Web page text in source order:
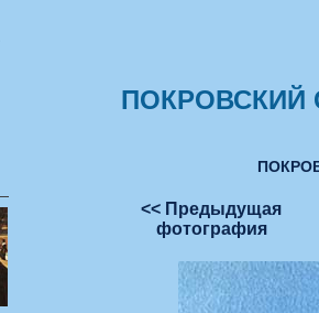
ПОКРОВСКИЙ
<< Предыдущая
фотография